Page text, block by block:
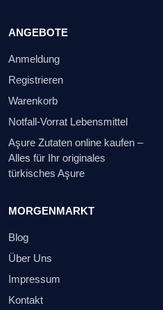
ANGEBOTE
Anmeldung
Registrieren
Warenkorb
Notfall-Vorrat Lebensmittel
Aşure Zutaten online kaufen –
Alles für Ihr originales
türkisches Aşure
MORGENMARKT
Blog
Über Uns
Impressum
Kontakt